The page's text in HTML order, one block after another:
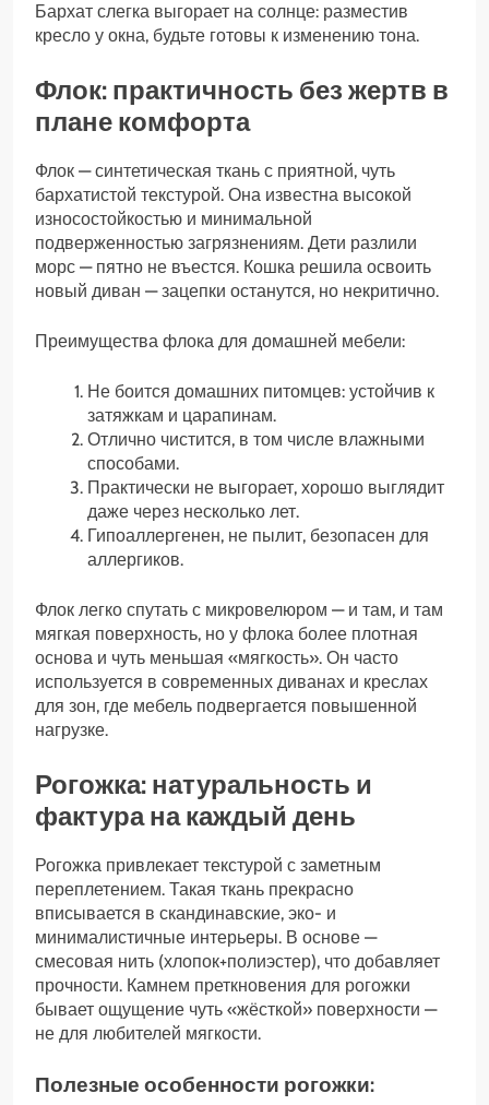
Бархат слегка выгорает на солнце: разместив
кресло у окна, будьте готовы к изменению тона.
Флок: практичность без жертв в
плане комфорта
Флок — синтетическая ткань с приятной, чуть
бархатистой текстурой. Она известна высокой
износостойкостью и минимальной
подверженностью загрязнениям. Дети разлили
морс — пятно не въестся. Кошка решила освоить
новый диван — зацепки останутся, но некритично.
Преимущества флока для домашней мебели:
Не боится домашних питомцев: устойчив к
затяжкам и царапинам.
Отлично чистится, в том числе влажными
способами.
Практически не выгорает, хорошо выглядит
даже через несколько лет.
Гипоаллергенен, не пылит, безопасен для
аллергиков.
Флок легко спутать с микровелюром — и там, и там
мягкая поверхность, но у флока более плотная
основа и чуть меньшая «мягкость». Он часто
используется в современных диванах и креслах
для зон, где мебель подвергается повышенной
нагрузке.
Рогожка: натуральность и
фактура на каждый день
Рогожка привлекает текстурой с заметным
переплетением. Такая ткань прекрасно
вписывается в скандинавские, эко- и
минималистичные интерьеры. В основе —
смесовая нить (хлопок+полиэстер), что добавляет
прочности. Камнем преткновения для рогожки
бывает ощущение чуть «жёсткой» поверхности —
не для любителей мягкости.
Полезные особенности рогожки: